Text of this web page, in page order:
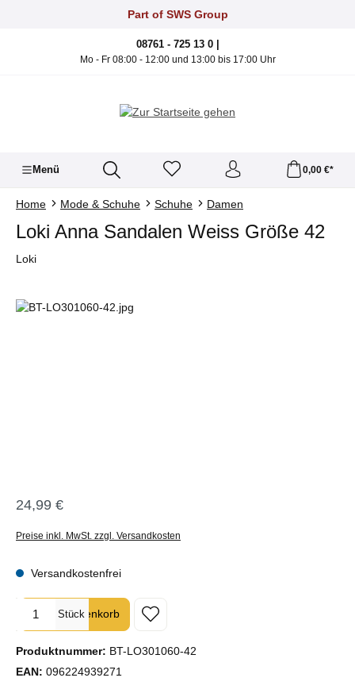
Zum Hauptinhalt springenPart of SWS Group
08761 - 725 13 0 |
Mo - Fr 08:00 - 12:00 und 13:00 bis 17:00 Uhr
Menü 0,00 €*
Home Mode & Schuhe Schuhe Damen
Loki Anna Sandalen Weiss Größe 42
Loki
Bildergalerie überspringen
Regulärer Preis:
24,99 €
Preise inkl. MwSt. zzgl. Versandkosten
Versandkostenfrei
Produkt Anzahl: Gib den gewünschten Wert ein oder benutze die
Stück
In den Warenkorb
Produktnummer: BT-LO301060-42
EAN: 096224939271